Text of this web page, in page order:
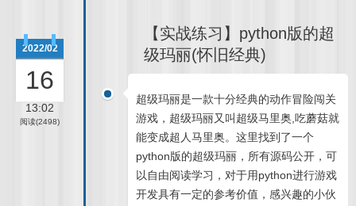
【实战练习】python版的超
级玛丽(怀旧经典)
2022/02
16
13:02
阅读(2498)
超级玛丽是一款十分经典的动作冒险闯关
游戏，超级玛丽又叫超级马里奥,吃蘑菇就
能变成超人马里奥。这里找到了一个
python版的超级玛丽，所有源码公开，可
以自由阅读学习，对于用python进行游戏
开发具有一定的参考价值，感兴趣的小伙